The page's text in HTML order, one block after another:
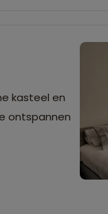
kasteel en
ontspannen